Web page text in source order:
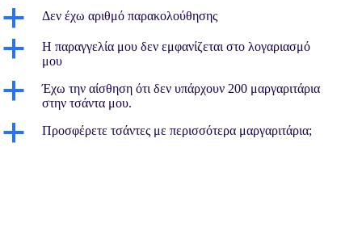
a Δεν έχω αριθμό παρακολούθησης
a
Η παραγγελία μου δεν εμφανίζεται στο λογαριασμό
μου
a
Έχω την αίσθηση ότι δεν υπάρχουν 200 μαργαριτάρια
στην τσάντα μου.
a Προσφέρετε τσάντες με περισσότερα μαργαριτάρια;